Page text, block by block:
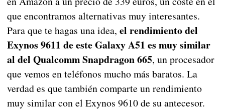
que encontramos alternativas muy interesantes.
Para que te hagas una idea, el rendimiento del
Exynos 9611 de este Galaxy A51 es muy similar
al del Qualcomm Snapdragon 665, un procesador
que vemos en teléfonos mucho más baratos. La
verdad es que también comparte un rendimiento
muy similar con el Exynos 9610 de su antecesor.